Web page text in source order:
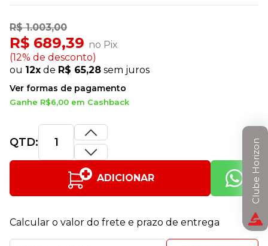
R$ 1.003,00
R$ 689,39 no Pix
(12% de desconto)
ou 12x de R$ 65,28 sem juros
Ver formas de pagamento
Ganhe R$6,00 em Cashback
QTD:
ADICIONAR
Calcular o valor do frete e prazo de entrega
Clube Horizon